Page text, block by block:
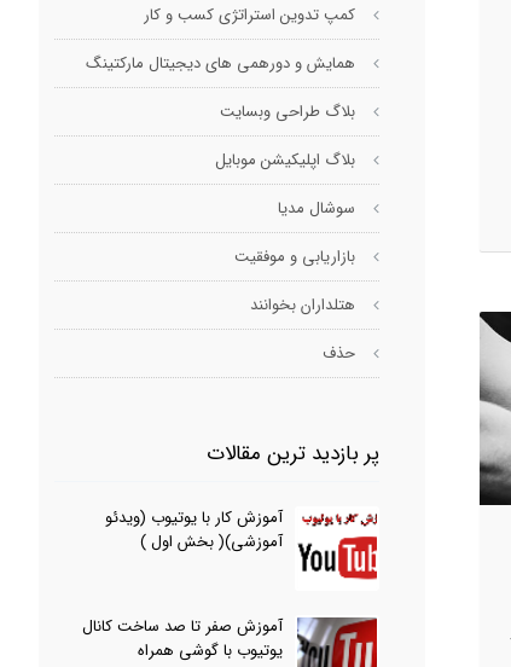
کمپ تدوین استراتژی کسب و کار
همایش و دورهمی های دیجیتال مارکتینگ
بلاگ طراحی وبسایت
بلاگ اپلیکیشن موبایل
سوشال مدیا
بازاریابی و موفقیت
هتلداران بخوانند
حذف
پر بازدید ترین مقالات
آموزش کار با یوتیوب (ویدئو
آموزشی)( بخش اول )
آموزش صفر تا صد ساخت کانال
یوتیوب با گوشی همراه